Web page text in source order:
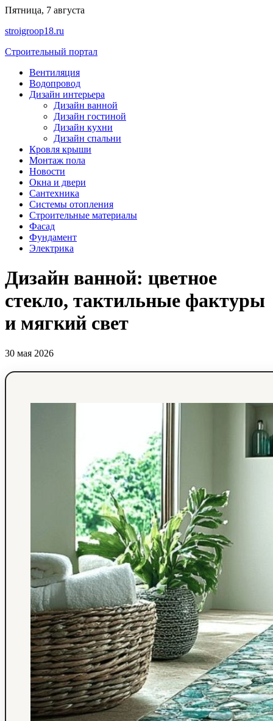
Перейти
содержимому
Пятница, 7 августа
stroigroop18.ru
Строительный портал
Вентиляция
Водопровод
Дизайн интерьера
Дизайн ванной
Дизайн гостиной
Дизайн кухни
Дизайн спальни
Кровля крыши
Монтаж пола
Новости
Окна и двери
Сантехника
Системы отопления
Строительные материалы
Фасад
Фундамент
Электрика
Дизайн ванной: цветное
стекло, тактильные фактуры
и мягкий свет
30 мая 2026